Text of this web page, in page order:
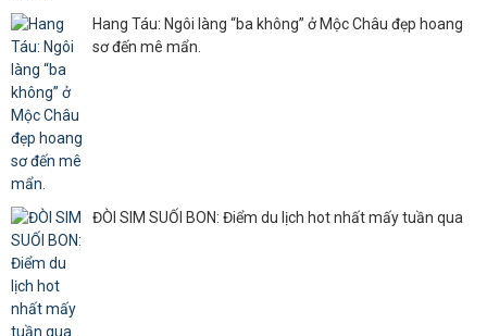
Hang Táu: Ngôi làng “ba không” ở Mộc Châu đẹp hoang
sơ đến mê mẩn.
ĐÒI SIM SUỐI BON: Điểm du lịch hot nhất mấy tuần qua